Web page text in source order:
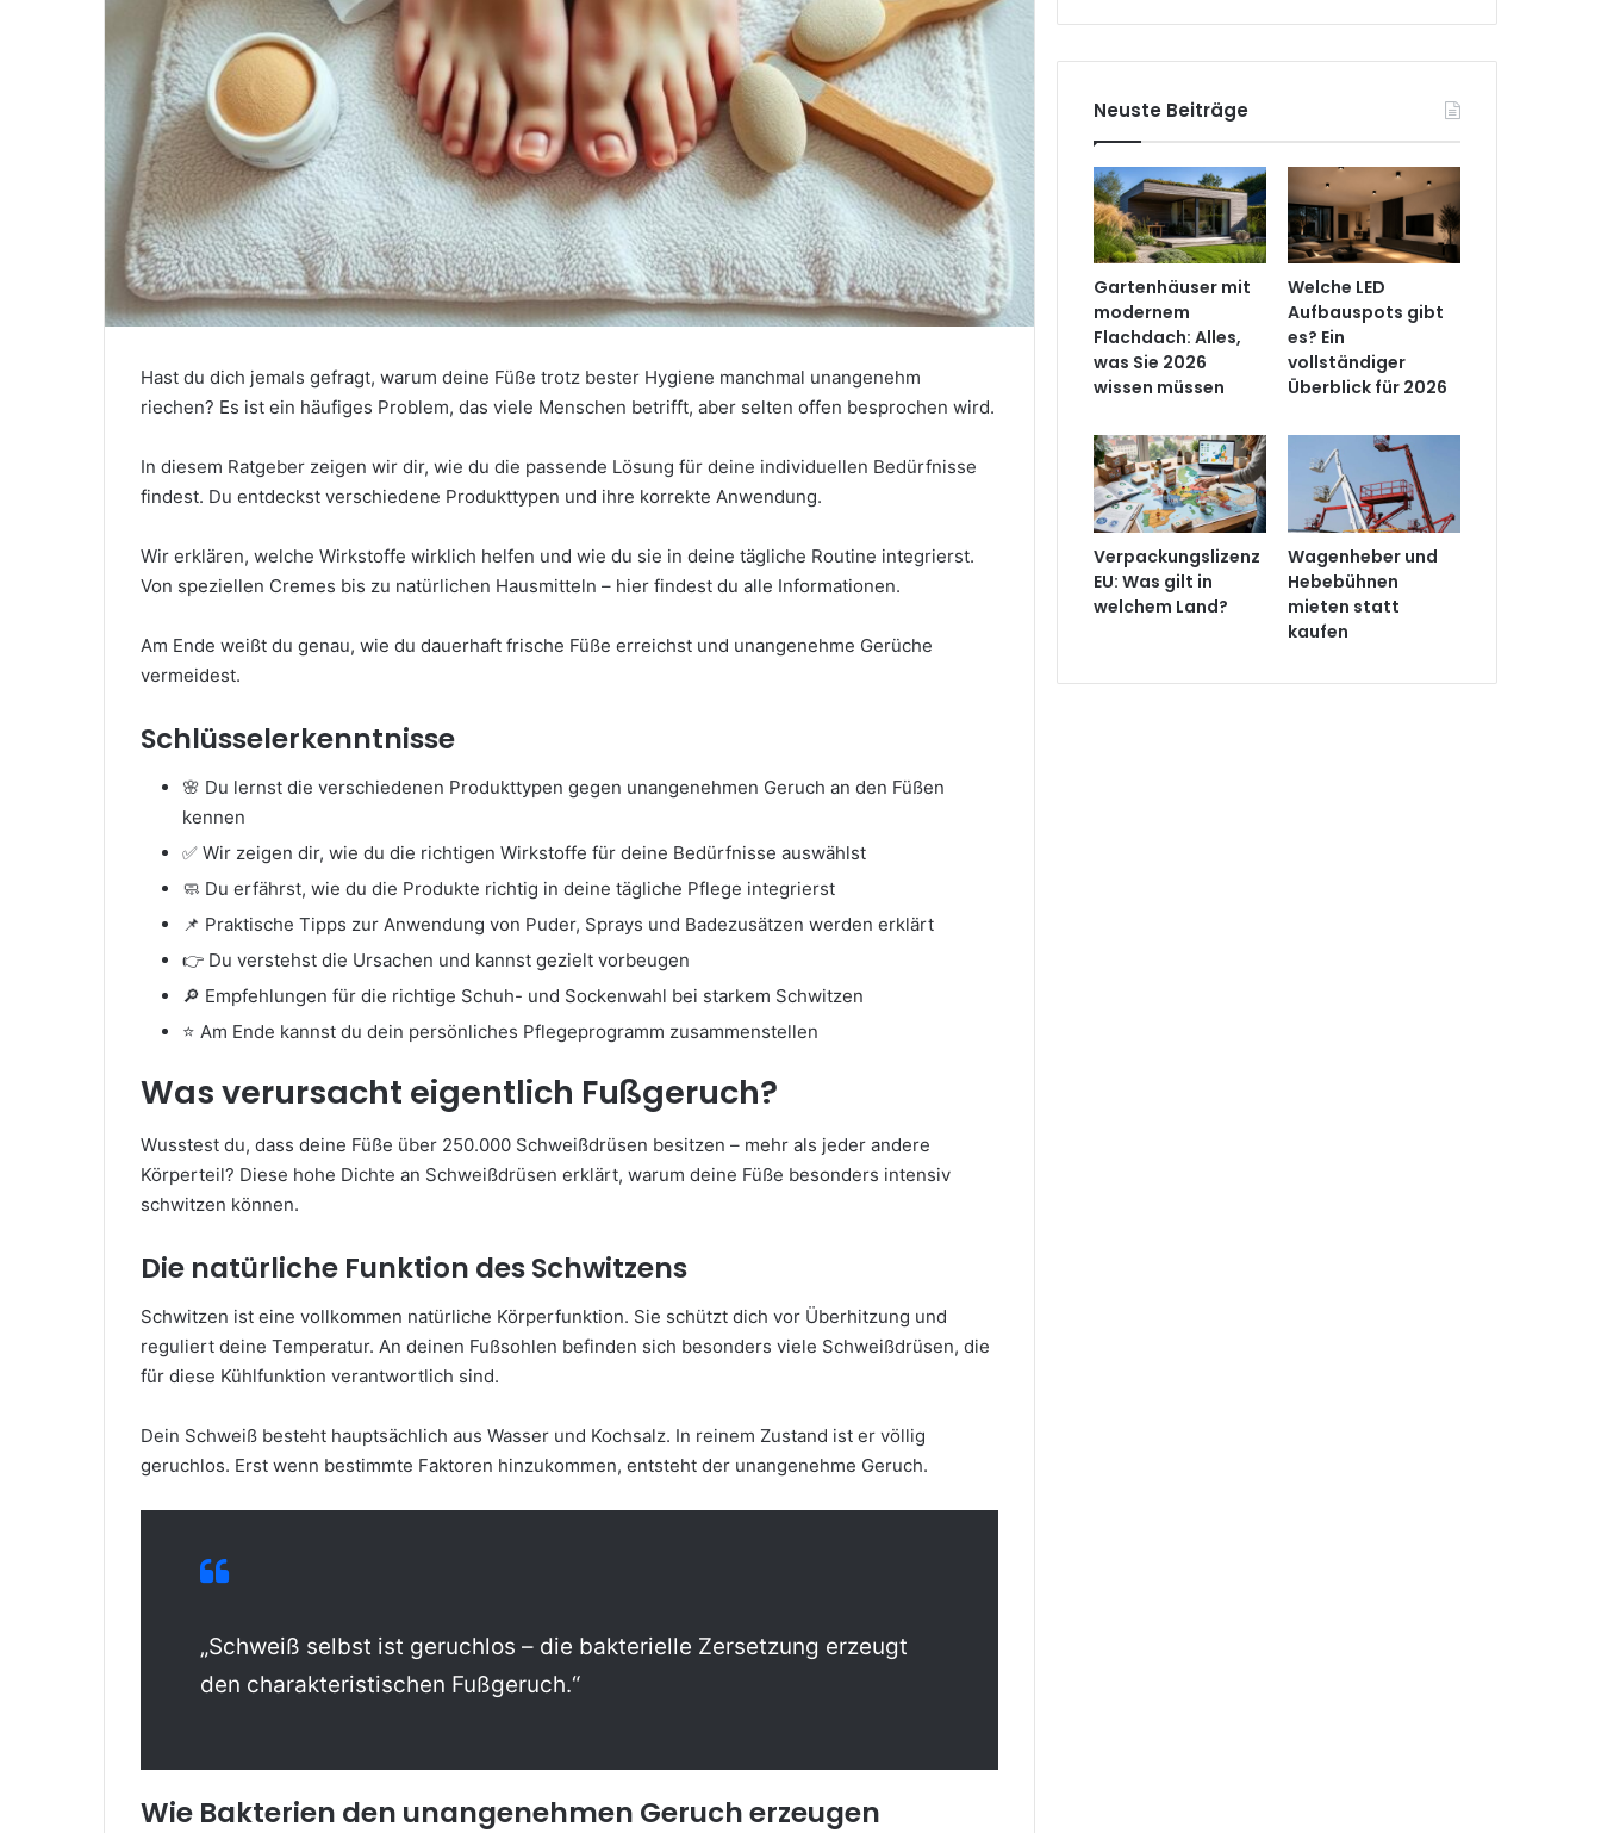
Hast du dich jemals gefragt, warum deine Füße trotz bester Hygiene manchmal unangenehm
riechen? Es ist ein häufiges Problem, das viele Menschen betrifft, aber selten offen besprochen wird.
In diesem Ratgeber zeigen wir dir, wie du die passende Lösung für deine individuellen Bedürfnisse
findest. Du entdeckst verschiedene Produkttypen und ihre korrekte Anwendung.
Wir erklären, welche Wirkstoffe wirklich helfen und wie du sie in deine tägliche Routine integrierst.
Von speziellen Cremes bis zu natürlichen Hausmitteln – hier findest du alle Informationen.
Am Ende weißt du genau, wie du dauerhaft frische Füße erreichst und unangenehme Gerüche
vermeidest.
Schlüsselerkenntnisse
🌸 Du lernst die verschiedenen Produkttypen gegen unangenehmen Geruch an den Füßen
kennen
✅ Wir zeigen dir, wie du die richtigen Wirkstoffe für deine Bedürfnisse auswählst
🧼 Du erfährst, wie du die Produkte richtig in deine tägliche Pflege integrierst
📌 Praktische Tipps zur Anwendung von Puder, Sprays und Badezusätzen werden erklärt
👉 Du verstehst die Ursachen und kannst gezielt vorbeugen
🔎 Empfehlungen für die richtige Schuh- und Sockenwahl bei starkem Schwitzen
⭐ Am Ende kannst du dein persönliches Pflegeprogramm zusammenstellen
Was verursacht eigentlich Fußgeruch?
Wusstest du, dass deine Füße über 250.000 Schweißdrüsen besitzen – mehr als jeder andere
Körperteil? Diese hohe Dichte an Schweißdrüsen erklärt, warum deine Füße besonders intensiv
schwitzen können.
Die natürliche Funktion des Schwitzens
Schwitzen ist eine vollkommen natürliche Körperfunktion. Sie schützt dich vor Überhitzung und
reguliert deine Temperatur. An deinen Fußsohlen befinden sich besonders viele Schweißdrüsen, die
für diese Kühlfunktion verantwortlich sind.
Dein Schweiß besteht hauptsächlich aus Wasser und Kochsalz. In reinem Zustand ist er völlig
geruchlos. Erst wenn bestimmte Faktoren hinzukommen, entsteht der unangenehme Geruch.
„Schweiß selbst ist geruchlos – die bakterielle Zersetzung erzeugt
den charakteristischen Fußgeruch.“
Wie Bakterien den unangenehmen Geruch erzeugen
Neuste Beiträge
Gartenhäuser mit
modernem
Flachdach: Alles,
was Sie 2026
wissen müssen
Welche LED
Aufbauspots gibt
es? Ein
vollständiger
Überblick für 2026
Verpackungslizenz
EU: Was gilt in
welchem Land?
Wagenheber und
Hebebühnen
mieten statt
kaufen